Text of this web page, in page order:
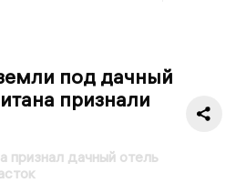
под дачный
признали
признал дачный отель